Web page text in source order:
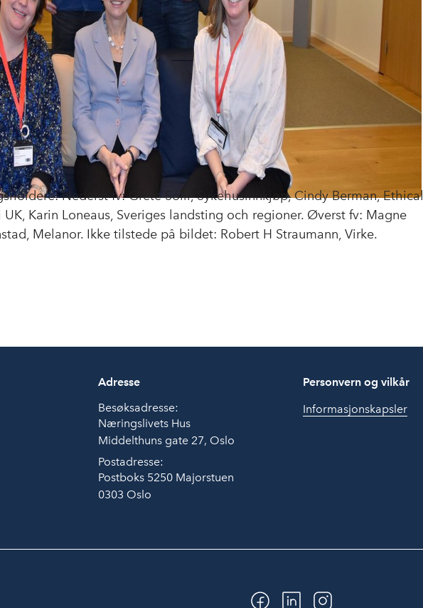
Nederst fv: Grete Solli, Sykehusinnkjøp, Cindy Berman, Ethical
Karin Loneaus, Sveriges landsting och regioner. Øverst fv: Magne
Melanor. Ikke tilstede på bildet: Robert H Straumann, Virke.
Adresse
Besøksadresse:
Næringslivets Hus
Middelthuns gate 27, Oslo
Postadresse:
Postboks 5250 Majorstuen
0303 Oslo
Personvern og vilkår
Informasjonskapsler